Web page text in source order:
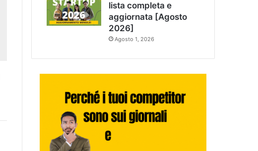
lista completa e
aggiornata [Agosto
2026]
Agosto 1, 2026